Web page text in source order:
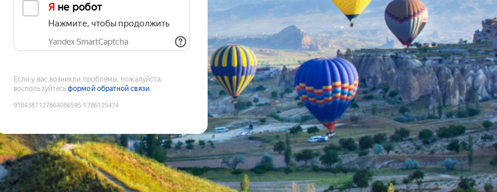
Я не робот
Нажмите, чтобы продолжить
Yandex SmartCaptcha
Если у вас возникли проблемы, пожалуйста,
воспользуйтесьформой обратной связи
9184387127864086595:1786125474